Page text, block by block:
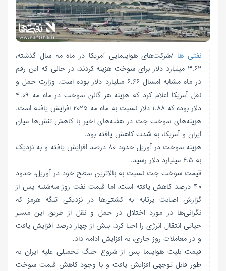
نفتی ها /شرکت‌های هواپیمایی آمریکا در ماه مه سال گذشته،
۳.۶۲ میلیارد دلار برای سوخت هزینه کردند، در حالی که این رقم
در ماه مشابه امسال ۶.۶۶ میلیارد دلار بوده است. وزارت حمل و
نقل آمریکا اعلام کرد که هزینه هر گالن سوخت در ماه مه ۴.۰۹
دلار بوده که ۱.۸۸ دلار نسبت به ماه مه ۲۰۲۵ افزایش یافته است.
هزینه‌های سوخت جت در هفته‌های اخیر با کاهش تنش‌ها میان
ایران و آمریکا، به شدت کاهش یافته بود.
هزینه سوخت در آوریل حدود ۸۰ درصد افزایش یافته و به نزدیک
به ۶.۵ میلیارد دلار رسید.
قیمت سوخت جت نسبت به بالاترین سطح خود در آوریل، حدود
۴۰ درصد کاهش یافته است، اما قیمت نفت روز سه‌شنبه پس از
گزارش اصابت پرتابه به کشتی‌ها در نزدیکی تنگه هرمز که
نگرانی‌ها در مورد اختلال در حمل و نقل از طریق این مسیر
حیاتی انتقال انرژی را احیا کرد، بیش از چهار درصد افزایش یافت
و در معاملات روز جاری، به افزایش ادامه داد.
قیمت بلیت هواپیما پس از شروع جنگ تحمیلی علیه ایران به
طور قابل توجهی افزایش یافت و با وجود کاهش قیمت سوخت